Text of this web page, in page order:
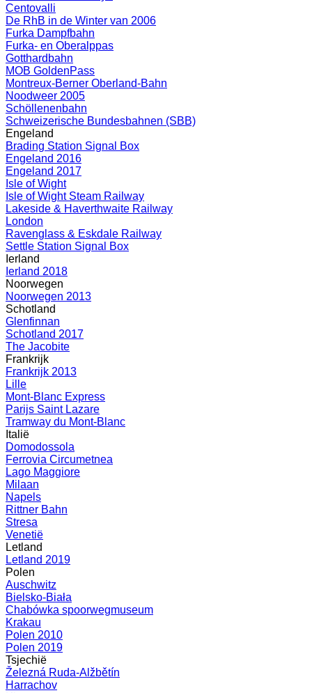
Centovalli
De RhB in de Winter van 2006
Furka Dampfbahn
Furka- en Oberalppas
Gotthardbahn
MOB GoldenPass
Montreux-Berner Oberland-Bahn
Noodweer 2005
Schöllenenbahn
Schweizerische Bundesbahnen (SBB)
Engeland
Brading Station Signal Box
Engeland 2016
Engeland 2017
Isle of Wight
Isle of Wight Steam Railway
Lakeside & Haverthwaite Railway
London
Ravenglass & Eskdale Railway
Settle Station Signal Box
Ierland
Ierland 2018
Noorwegen
Noorwegen 2013
Schotland
Glenfinnan
Schotland 2017
The Jacobite
Frankrijk
Frankrijk 2013
Lille
Mont-Blanc Express
Parijs Saint Lazare
Tramway du Mont-Blanc
Italië
Domodossola
Ferrovia Circumetnea
Lago Maggiore
Milaan
Napels
Rittner Bahn
Stresa
Venetië
Letland
Letland 2019
Polen
Auschwitz
Bielsko-Biała
Chabówka spoorwegmuseum
Krakau
Polen 2010
Polen 2019
Tsjechië
Železná Ruda-Alžbětín
Harrachov